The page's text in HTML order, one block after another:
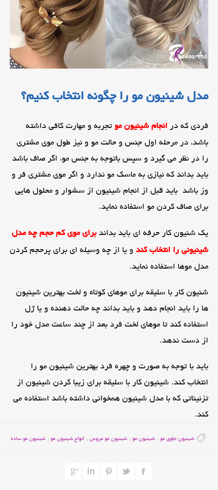
مدل شینیون مو را چگونه انتخاب کنیم؟
فردی که درانجام شینیون موتجربه و مهارت کافی داشته
باشد، در مرحله اول جنس و حالت مو و نیز طول موی مشتری
را در نظر می گیرد و سپس باتوجه به جنس مو، اگر صاف باشد
باید بداند که نیازی به ماسک مو ندارد و اگر موی مشتری فر و
وز باشد باید قبل از انجام شینیون از سشوار و محلول هایی
برای صاف کردن مو استفاده نماید.
یک شنیون کار حرفه ای باید بداندبرای موی کم حجم چه مدل
شینیونی را انتخاب کندو یا از چه وسیله ای برای پرحجم کردن
مدل موها استفاده نماید.
شنیون کار با سلیقه برای موهای کوتاه و لخت بهترین شینیون
ها را باید انجام دهد و باید بداند چه حالت دهنده و یا ژل
استفاده کند تا موهای لخت فرد بعد از چند ساعت مدل خود را
از دست ندهد.
باید با توجه به صورت و چهره فرد بهترین شینیون مو را
انتخاب کند. شینیون کار با سلیقه برای زیبا کردن شینیون از
تزئیناتی که با مدل شینیون همخوانی داشته باشد استفاده می
کند.
شینیون جلوی مو , شینیون مو , شینیون مو عروس, انواع شینیون مو , شینیون مو ساده